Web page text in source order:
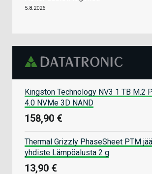
5.8.2026
Kingston Technology NV3 1 TB M.2
4.0 NVMe 3D NAND
158,90 €
Thermal Grizzly PhaseSheet PTM
yhdiste Lämpöalusta 2 g
13,90 €